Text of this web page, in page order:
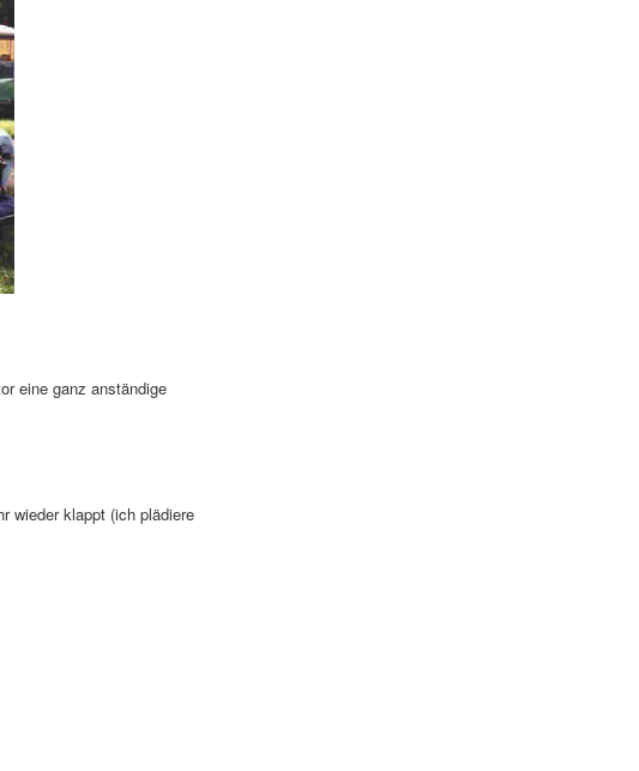
eine ganz anständige
wieder klappt (ich plädiere